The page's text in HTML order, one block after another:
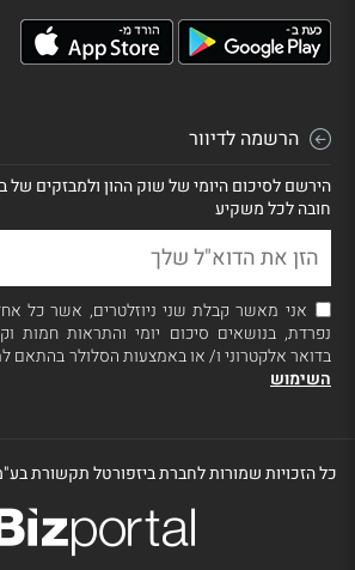
הרשמה לדיוור
הירשם לסיכום היומי של שוק ההון ולמבזקים של
חובה לכל משקיע
אני מאשר קבלת שני ניוזלטרים, אשר כל
נפרדת, בנושאים סיכום יומי והתראות חמות
בדואר אלקטרוני ו/ או באמצעות הסלולר בהתאם
השימוש
כל הזכויות שמורות לחברת ביזפורטל תקשורת